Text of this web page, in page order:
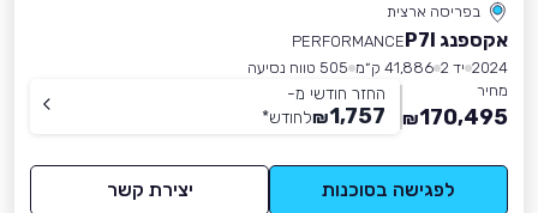
בפריסה ארצית
אקספנג P7I
PERFORMANCE
2024 יד 2 41,886 ק״מ
505 טווח נסיעה
מחיר
170,495
₪
החזר חודשי מ-
1,757
₪לחודש*
לפגישה בסוכנות יצירת קשר